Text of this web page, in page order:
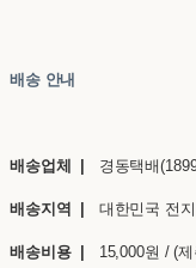
배송 안내
배송업체 | 경동택배
배송지역 | 대한민국 전
배송비용 | 15,000원 / (제